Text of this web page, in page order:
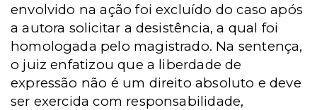
envolvido na ação foi excluído do caso após
a autora solicitar a desistência, a qual foi
homologada pelo magistrado. Na sentença,
o juiz enfatizou que a liberdade de
expressão não é um direito absoluto e deve
ser exercida com responsabilidade,